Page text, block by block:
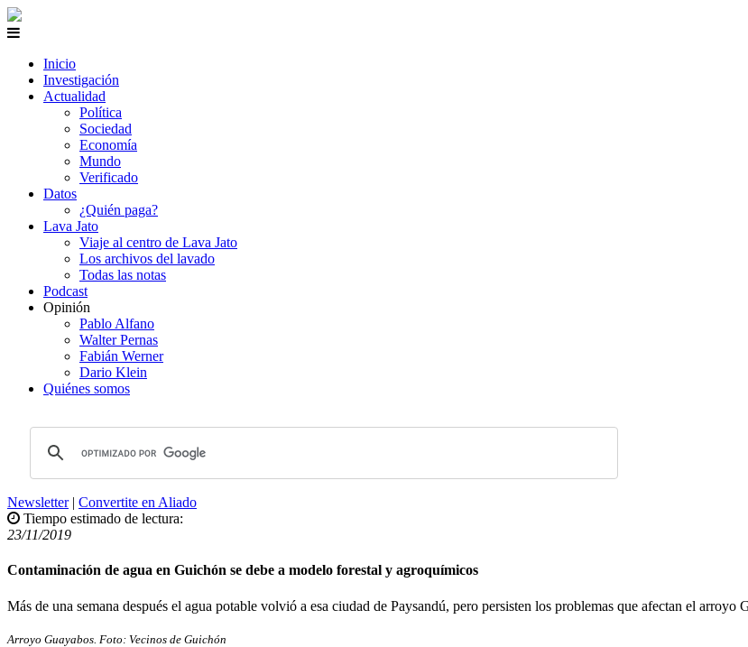
Inicio
Investigación
Actualidad
Política
Sociedad
Economía
Mundo
Verificado
Datos
¿Quién paga?
Lava Jato
Viaje al centro de Lava Jato
Los archivos del lavado
Todas las notas
Podcast
Opinión
Pablo Alfano
Walter Pernas
Fabián Werner
Dario Klein
Quiénes somos
Newsletter| Convertite en Aliado
Tiempo estimado de lectura:
23/11/2019
Contaminación de agua en Guichón se debe a modelo forestal y agroquímicos
Más de una semana después el agua potable volvió a esa ciudad de Paysandú, pero persisten los problemas que afectan el
Arroyo Guayabos. Foto: Vecinos de Guichón